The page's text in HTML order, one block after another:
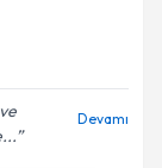
Devamı